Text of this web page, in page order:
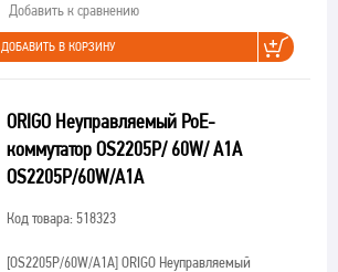
Добавить к сравнению
ДОБАВИТЬ В КОРЗИНУ
ORIGO Неуправляемый PoE-
коммутатор OS2205P/ 60W/ A1A
OS2205P/60W/A1A
Код товара: 518323
[OS2205P/60W/A1A]ORIGO Неуправляемый